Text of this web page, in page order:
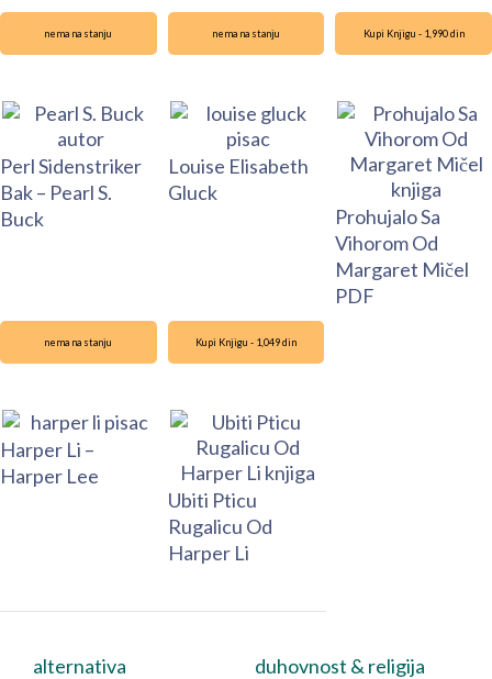
nema na stanju
Perl Sidenstriker
Bak – Pearl S.
Buck
nema na stanju
Louise Elisabeth
Gluck
Kupi Knjigu - 1,990 din
Prohujalo Sa
Vihorom Od
Margaret Mičel
PDF
nema na stanju
Harper Li –
Harper Lee
Kupi Knjigu - 1,049 din
Ubiti Pticu
Rugalicu Od
Harper Li
alternativa
duhovnost & religija